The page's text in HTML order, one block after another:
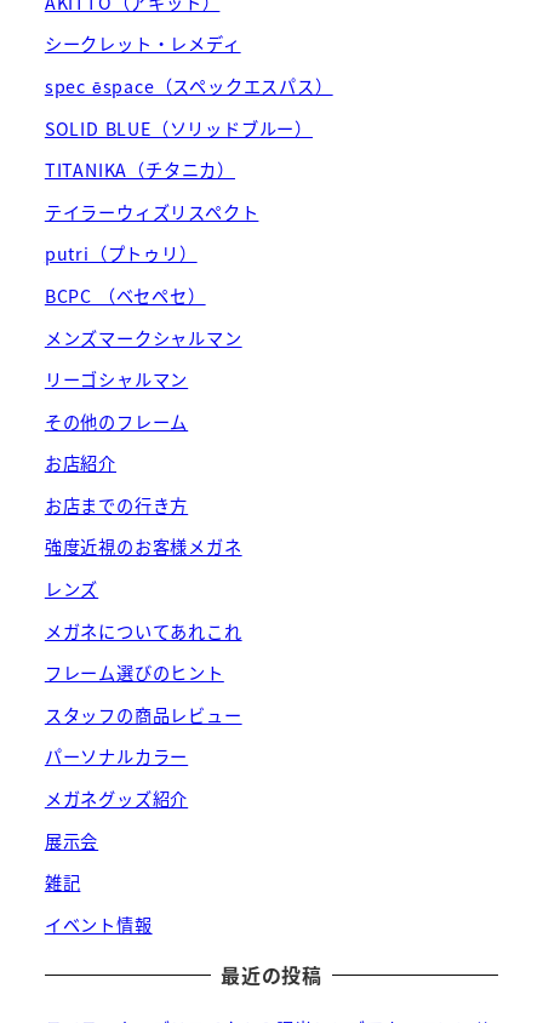
シークレット・レメディ
spec ēspace（スペックエスパス）
SOLID BLUE（ソリッドブルー）
TITANIKA（チタニカ）
テイラーウィズリスペクト
putri（プトゥリ）
BCPC （ベセペセ）
メンズマークシャルマン
リーゴシャルマン
その他のフレーム
お店紹介
お店までの行き方
強度近視のお客様メガネ
レンズ
メガネについてあれこれ
フレーム選びのヒント
スタッフの商品レビュー
パーソナルカラー
メガネグッズ紹介
展示会
雑記
イベント情報
最近の投稿